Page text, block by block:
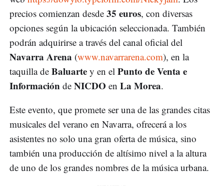
precios comienzan desde 35 euros, con diversas
opciones según la ubicación seleccionada. También
podrán adquirirse a través del canal oficial del
Navarra Arena (www.navarrarena.com), en la
taquilla de Baluarte y en el Punto de Venta e
Información de NICDO en La Morea.
Este evento, que promete ser una de las grandes citas
musicales del verano en Navarra, ofrecerá a los
asistentes no solo una gran oferta de música, sino
también una producción de altísimo nivel a la altura
de uno de los grandes nombres de la música urbana.